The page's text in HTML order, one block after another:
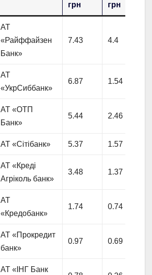
грн
грн
АТ
«Райффайзен
Банк»
7.43 4.4
АТ
«УкрСиббанк»
6.87 1.54
АТ «ОТП
Банк»
5.44 2.46
АТ «Сітібанк» 5.37 1.57
АТ «Креді
Агріколь банк»
3.48 1.37
АТ
«Кредобанк»
1.74 0.74
АТ «Прокредит
банк»
0.97 0.69
АТ «ІНГ Банк